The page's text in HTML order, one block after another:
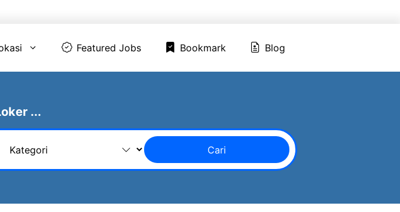
Featured Jobs Bookmark Blog
...
Cari